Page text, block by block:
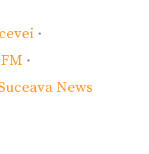
·
·
News